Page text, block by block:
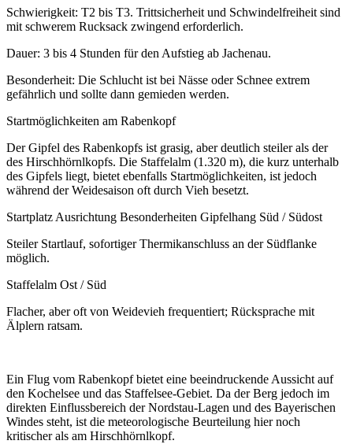
Schwierigkeit: T2 bis T3. Trittsicherheit und Schwindelfreiheit sind
mit schwerem Rucksack zwingend erforderlich.
Dauer: 3 bis 4 Stunden für den Aufstieg ab Jachenau.
Besonderheit: Die Schlucht ist bei Nässe oder Schnee extrem
gefährlich und sollte dann gemieden werden.
Startmöglichkeiten am Rabenkopf
Der Gipfel des Rabenkopfs ist grasig, aber deutlich steiler als der
des Hirschhörnlkopfs. Die Staffelalm (1.320 m), die kurz unterhalb
des Gipfels liegt, bietet ebenfalls Startmöglichkeiten, ist jedoch
während der Weidesaison oft durch Vieh besetzt.
Startplatz Ausrichtung Besonderheiten Gipfelhang Süd / Südost
Steiler Startlauf, sofortiger Thermikanschluss an der Südflanke
möglich.
Staffelalm Ost / Süd
Flacher, aber oft von Weidevieh frequentiert; Rücksprache mit
Älplern ratsam.
Ein Flug vom Rabenkopf bietet eine beeindruckende Aussicht auf
den Kochelsee und das Staffelsee-Gebiet. Da der Berg jedoch im
direkten Einflussbereich der Nordstau-Lagen und des Bayerischen
Windes steht, ist die meteorologische Beurteilung hier noch
kritischer als am Hirschhörnlkopf.